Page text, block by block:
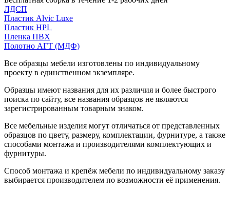
ЛДСП
Пластик Alvic Luxe
Пластик HPL
Пленка ПВХ
Полотно АГТ (МДФ)
Все образцы мебели изготовлены по индивидуальному
проекту в единственном экземпляре.
Образцы имеют названия для их различия и более быстрого
поиска по сайту, все названия образцов не являются
зарегистрированным товарным знаком.
Все мебельные изделия могут отличаться от представленных
образцов по цвету, размеру, комплектации, фурнитуре, а также
способами монтажа и производителями комплектующих и
фурнитуры.
Способ монтажа и крепёж мебели по индивидуальному заказу
выбирается производителем по возможности её применения.